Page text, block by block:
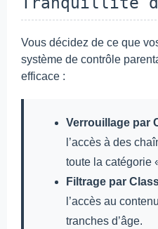
Vous décidez de ce que
système de contrôle
efficace :
Verrouillage par
l’accès à des
toute la catégorie
Filtrage par
l’accès au
tranches d’âge.